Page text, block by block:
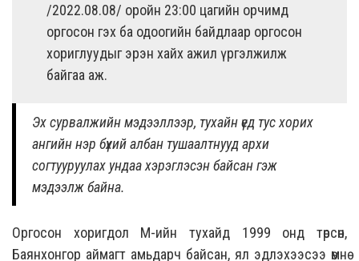
/2022.08.08/ оройн 23:00 цагийн орчимд
оргосон гэх ба одоогийн байдлаар оргосон
хориглуудыг эрэн хайх ажил үргэлжилж
байгаа аж.
Эх сурвалжийн мэдээллээр, тухайн үед тус хорих
ангийн нэр бүхий албан тушаалтнууд архи
согтууруулах ундаа хэрэглэсэн байсан гэж
мэдээлж байна.
Оргосон хоригдол М-ийн тухайд 1999 онд төрсөн,
Баянхонгор аймагт амьдарч байсан, ял эдлэхээсээ өмнө